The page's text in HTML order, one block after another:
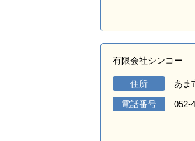
有限会社シンコー
住所 あま
電話番号 052-